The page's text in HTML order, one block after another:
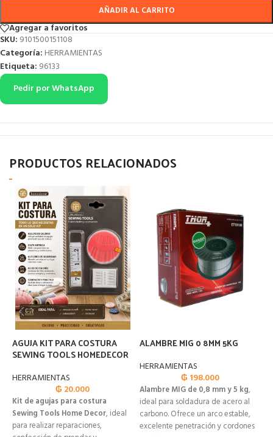
AÑADIR AL CARRITO
Agregar a favoritos
SKU: 9101500151108
Categoría: HERRAMIENTAS
Etiqueta: 96133
Pedir por WhatsApp
PRODUCTOS RELACIONADOS
AGUJA KIT PARA COSTURA
SEWING TOOLS HOMEDECOR
HERRAMIENTAS
₲ 20.000
Kit de agujas para costura
Sewing Tools Home Decor, ideal
para realizar reparaciones,
ALAMBRE MIG 0 8MM 5KG
HERRAMIENTAS
₲ 198.000
Alambre MIG de 0,8 mm y 5 kg,
ideal para soldadura de acero al
carbono. Ofrece un arco estable,
excelente penetración y cordones